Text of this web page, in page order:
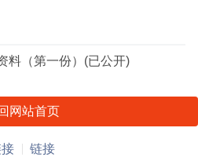
料（第一份）(已公开)
网站首页
链接